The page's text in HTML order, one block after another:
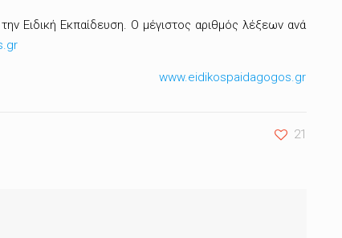
Ειδική Εκπαίδευση. Ο μέγιστος αριθμός λέξεων ανά
www.eidikospaidagogos.gr
21